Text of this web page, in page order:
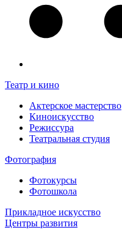
Театр и кино
Актерское мастерство
Киноискусство
Режиссура
Театральная студия
Фотография
Фотокурсы
Фотошкола
Прикладное искусство
Центры развития